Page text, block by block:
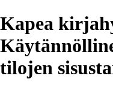
Kapea
tilojen